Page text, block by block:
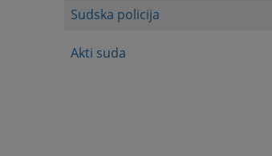
Sudska policija
Akti suda